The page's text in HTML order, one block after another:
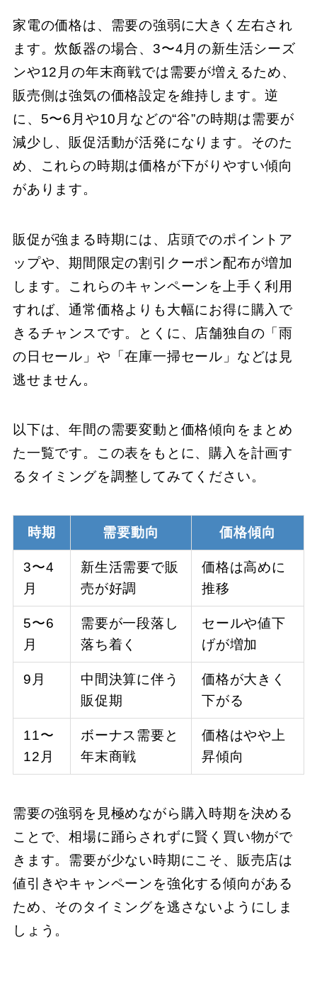
家電の価格は、需要の強弱に大きく左右され
ます。炊飯器の場合、3〜4月の新生活シーズ
ンや12月の年末商戦では需要が増えるため、
販売側は強気の価格設定を維持します。逆
に、5〜6月や10月などの“谷”の時期は需要が
減少し、販促活動が活発になります。そのた
め、これらの時期は価格が下がりやすい傾向
があります。
販促が強まる時期には、店頭でのポイントア
ップや、期間限定の割引クーポン配布が増加
します。これらのキャンペーンを上手く利用
すれば、通常価格よりも大幅にお得に購入で
きるチャンスです。とくに、店舗独自の「雨
の日セール」や「在庫一掃セール」などは見
逃せません。
以下は、年間の需要変動と価格傾向をまとめ
た一覧です。この表をもとに、購入を計画す
るタイミングを調整してみてください。
時期 需要動向 価格傾向
3〜4
月
新生活需要で販
売が好調
価格は高めに
推移
5〜6
月
需要が一段落し
落ち着く
セールや値下
げが増加
9月
中間決算に伴う
販促期
価格が大きく
下がる
11〜
12月
ボーナス需要と
年末商戦
価格はやや上
昇傾向
需要の強弱を見極めながら購入時期を決める
ことで、相場に踊らされずに賢く買い物がで
きます。需要が少ない時期にこそ、販売店は
値引きやキャンペーンを強化する傾向がある
ため、そのタイミングを逃さないようにしま
しょう。